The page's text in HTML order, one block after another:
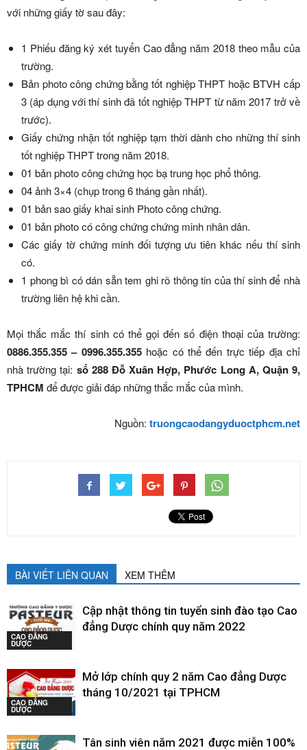
với những giấy tờ sau đây:
1 Phiếu đăng ký xét tuyển Cao đẳng năm 2018 theo mẫu của
trường.
Bản photo công chứng bằng tốt nghiệp THPT hoặc BTVH cấp
3 (áp dụng với thí sinh đã tốt nghiệp THPT từ năm 2017 trở về
trước).
Giấy chứng nhận tốt nghiệp tạm thời dành cho những thí sinh
tốt nghiệp THPT trong năm 2018.
01 bản photo công chứng học bạ trung học phổ thông.
04 ảnh 3×4 (chụp trong 6 tháng gần nhất).
01 bản sao giấy khai sinh Photo công chứng.
01 bản photo có công chứng chứng minh nhân dân.
Các giấy tờ chứng minh đối tượng ưu tiên khác nếu thí sinh
có.
1 phong bì có dán sẵn tem ghi rõ thông tin của thí sinh để nhà
trường liên hệ khi cần.
Mọi thắc mắc thí sinh có thể gọi đến số điện thoại của trường:
0886.355.355 – 0996.355.355hoặc có thể đến trực tiếp địa chỉ
nhà trường tại: số 288 Đỗ Xuân Hợp, Phước Long A, Quận 9,
TPHCM để được giải đáp những thắc mắc của mình.
Nguồn: truongcaodangyduoctphcm.net
BÀI VIẾT LIÊN QUAN XEM THÊM
CAO ĐẲNG
DƯỢC
Cập nhật thông tin tuyển sinh đào tạo Cao
đẳng Dược chính quy năm 2022
CAO ĐẲNG
DƯỢC
Mở lớp chính quy 2 năm Cao đẳng Dược
tháng 10/2021 tại TPHCM
Tân sinh viên năm 2021 được miễn 100%